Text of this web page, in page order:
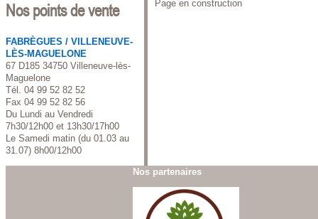
Nos points de vente
FABRÈGUES / VILLENEUVE-
LÈS-MAGUELONE
67 D185 34750 Villeneuve-lès-
Maguelone
Tél. 04 99 52 82 52
Fax 04 99 52 82 56
Du Lundi au Vendredi
7h30/12h00 et 13h30/17h00
Le Samedi matin (du 01.03 au
31.07) 8h00/12h00
Page en construction
Nos partenaires